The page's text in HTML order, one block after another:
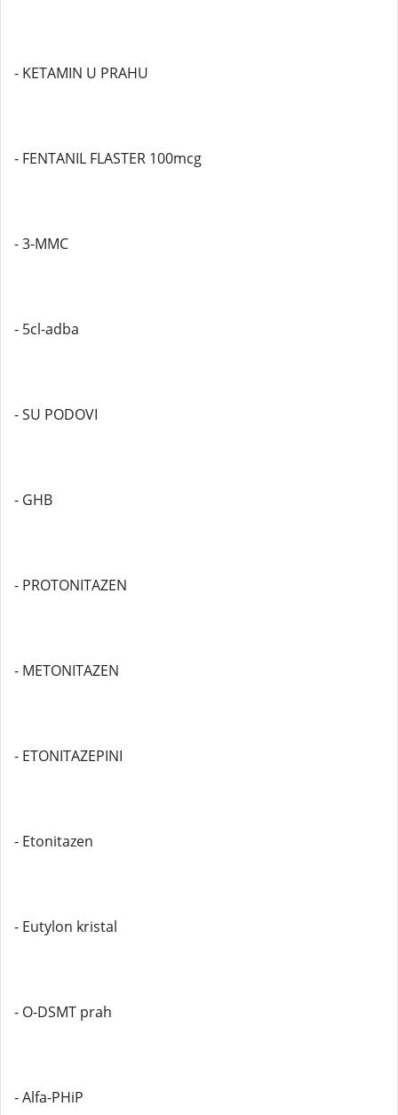
- KETAMIN U PRAHU
- FENTANIL FLASTER 100mcg
- 3-MMC
- 5cl-adba
- SU PODOVI
- GHB
- PROTONITAZEN
- METONITAZEN
- ETONITAZEPINI
- Etonitazen
- Eutylon kristal
- O-DSMT prah
- Alfa-PHiP